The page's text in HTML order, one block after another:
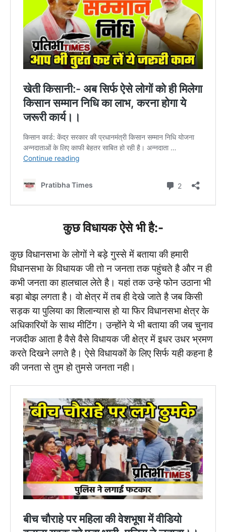
कुछ विधायक ऐसे भी है:-
कुछ विधानसभा के लोगों ने बड़े गुस्से में बताया की हमारी
विधानसभा के विधायक जी तो न जनता तक पहुंचते है और न ही
कभी जनता का हालचाल लेते है। यहां तक उन्हे फोन उठाना भी
बड़ा बोझ लगता है। वो क्षेत्र में तब ही देखे जाते है जब किसी
सड़क या पुलिया का शिलान्यास हो या फिर विधानसभा क्षेत्र के
अधिकारियों के साथ मीटिंग। उन्होंने ये भी बताया की जब चुनाव
नजदीक आता है वैसे वैसे विधायक जी क्षेत्र में इधर उधर भ्रमण
करते दिखने लगते है। ऐसे विधायकों के लिए सिर्फ यही कहना है
की जनता से तुम हो तुमसे जनता नही।